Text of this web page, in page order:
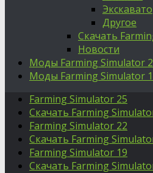
Другое
Скачать
Новости
Моды Farming Simulator
Моды Farming Simulator
Farming Simulator 25
Скачать Farming
Farming Simulator 22
Скачать Farming
Farming Simulator 19
Скачать Farming